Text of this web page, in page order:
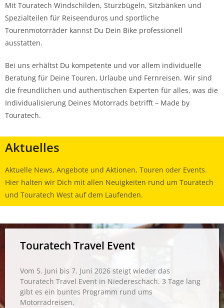
Mit Touratech Windschilden, Sturzbügeln, Sitzbänken und
Spezialteilen für Reiseenduros und sportliche
Tourenmotorräder kannst Du Dein Bike professionell
ausstatten.
Bei uns erhältst Du kompetente und vor allem individuelle
Beratung für Deine Touren, Urlaube und Fernreisen. Wir sind
die freundlichen und authentischen Experten für alles, was die
Individualisierung Deines Motorrads betrifft – Made by
Touratech.
Aktuelles
Aktuelle News, Angebote und Aktionen, Touren oder Events.
Hier halten wir Dich mit allen Neuigkeiten rund um Touratech
und Touratech West auf dem Laufenden.
Touratech Travel Event
Vom 5. Juni bis 7. Juni 2026 steigt wieder das
Touratech Travel Event in Niedereschach. 3 Tage lang
gibt es ein buntes Programm rund ums
Motorradreisen.